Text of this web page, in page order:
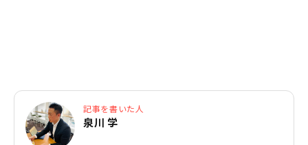
記事を書いた人
泉川 学